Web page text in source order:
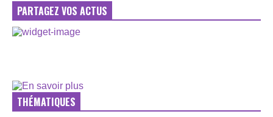
PARTAGEZ VOS ACTUS
THÉMATIQUES